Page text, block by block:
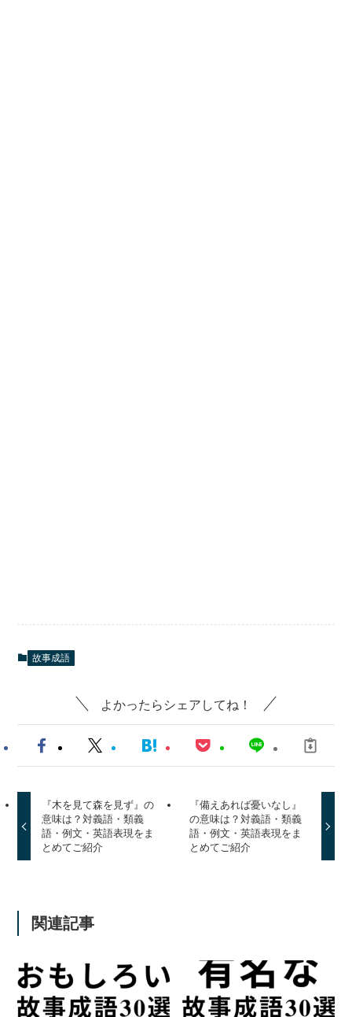
故事成語
よかったらシェアしてね！
『木を見て森を見ず』の
意味は？対義語・類義
語・例文・英語表現をま
とめてご紹介
『備えあれば憂いなし』
の意味は？対義語・類義
語・例文・英語表現をま
とめてご紹介
関連記事